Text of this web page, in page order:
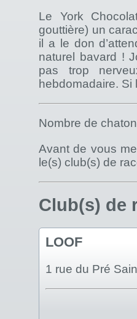
Le York
gouttière) un
il a le don
naturel bavard !
pas trop
hebdomadaire.
Nombre de
Avant de vous
le(s) club(s) de
Club(s) de
LOOF
1 rue du Pré